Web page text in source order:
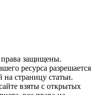
защищены.
ресурса разрешается
на страницу статьи.
взяты с открытых